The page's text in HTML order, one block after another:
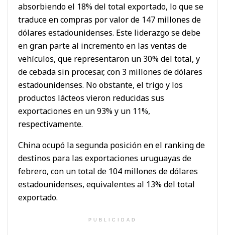
absorbiendo el 18% del total exportado, lo que se
traduce en compras por valor de 147 millones de
dólares estadounidenses. Este liderazgo se debe
en gran parte al incremento en las ventas de
vehículos, que representaron un 30% del total, y
de cebada sin procesar, con 3 millones de dólares
estadounidenses. No obstante, el trigo y los
productos lácteos vieron reducidas sus
exportaciones en un 93% y un 11%,
respectivamente.
China ocupó la segunda posición en el ranking de
destinos para las exportaciones uruguayas de
febrero, con un total de 104 millones de dólares
estadounidenses, equivalentes al 13% del total
exportado.
PUBLICIDAD